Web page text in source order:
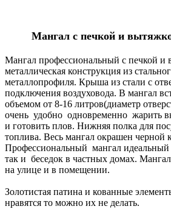
Мангал с печкой и
Мангал профессиональный с печкой и
металлическая конструкция из
металлопрофиля. Крыша из стали с
подключения воздуховода. В мангал
объемом от 8-16 литров(диаметр
очень удобно одновременно жарить
и готовить плов. Нижняя полка для
топлива. Весь мангал окрашен черной
Профессиональный мангал идеальный
так и беседок в частных домах.
на улице и в помещении.
Золотистая патина и кованные
нравятся то можно их не делать.